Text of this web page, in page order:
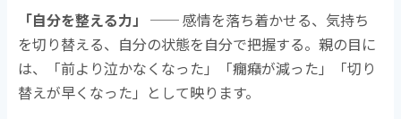
「自分を整える力」 ── 感情を落ち着かせる、気持ち
を切り替える、自分の状態を自分で把握する。親の目に
は、「前より泣かなくなった」「癇癪が減った」「切り
替えが早くなった」として映ります。